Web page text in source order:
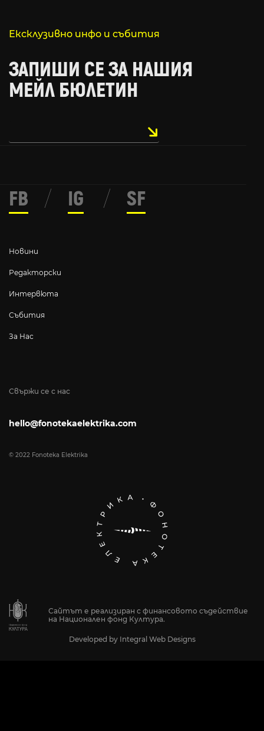
Ексклузивно инфо и събития
ЗАПИШИ СЕ ЗА НАШИЯ
МЕЙЛ БЮЛЕТИН
Свържи се с нас
hello@fonotekaelektrika.com
© 2022 Fonoteka Elektrika
Новини
Редакторски
Интервюта
Събития
За Нас
FB / IG / SF
Сайтът е реализиран с финансовото съдействие
на Национален фонд Култура.
Developed by Integral Web Designs